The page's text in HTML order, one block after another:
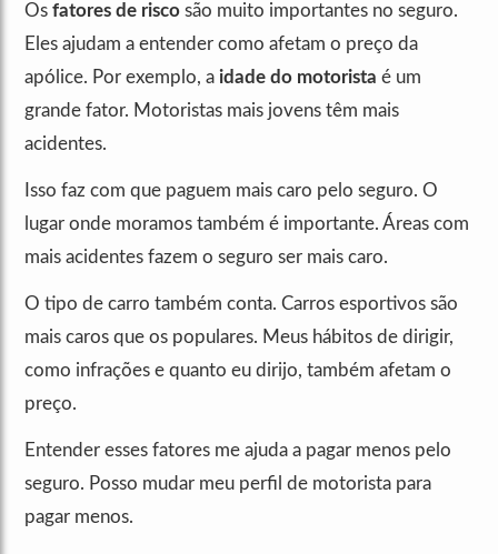
Os fatores de risco são muito importantes no seguro.
Eles ajudam a entender como afetam o preço da
apólice. Por exemplo, a idade do motorista é um
grande fator. Motoristas mais jovens têm mais
acidentes.
Isso faz com que paguem mais caro pelo seguro. O
lugar onde moramos também é importante. Áreas com
mais acidentes fazem o seguro ser mais caro.
O tipo de carro também conta. Carros esportivos são
mais caros que os populares. Meus hábitos de dirigir,
como infrações e quanto eu dirijo, também afetam o
preço.
Entender esses fatores me ajuda a pagar menos pelo
seguro. Posso mudar meu perfil de motorista para
pagar menos.